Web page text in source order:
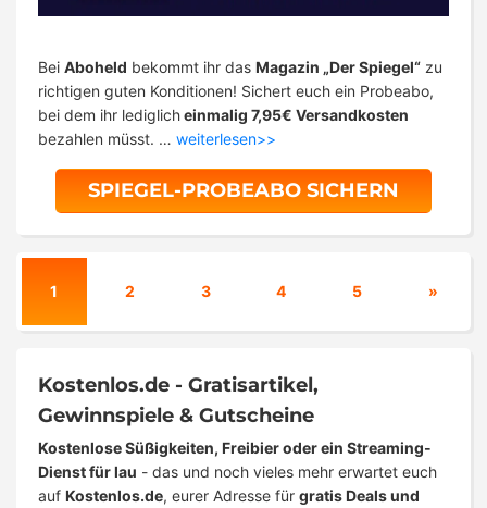
Bei Aboheld bekommt ihr das Magazin „Der Spiegel“ zu
richtigen guten Konditionen! Sichert euch ein Probeabo,
bei dem ihr lediglicheinmalig 7,95€ Versandkosten
bezahlen müsst. … weiterlesen>>
SPIEGEL-PROBEABO SICHERN
1 2 3 4 5 »
Kostenlos.de - Gratisartikel,
Gewinnspiele & Gutscheine
Kostenlose Süßigkeiten, Freibier oder ein Streaming-
Dienst für lau - das und noch vieles mehr erwartet euch
auf Kostenlos.de, eurer Adresse für gratis Deals und